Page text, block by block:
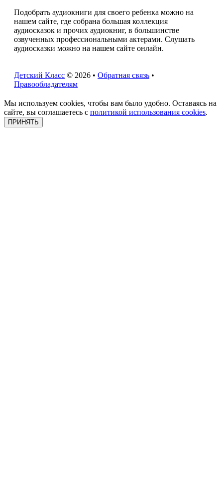
Подобрать аудиокниги для своего ребенка можно на
нашем сайте, где собрана большая коллекция
аудиосказок и прочих аудиокниг, в большинстве
озвученных профессиональными актерами. Слушать
аудиосказки можно на нашем сайте онлайн.
Детский Класс © 2026 • Обратная связь •
Правообладателям
Мы используем cookies, чтобы вам было удобно. Оставаясь на
сайте, вы соглашаетесь с политикой использования cookies.
ПРИНЯТЬ